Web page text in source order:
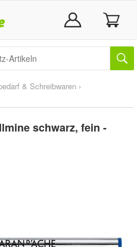
& Schreibwaren ›
schwarz, fein -